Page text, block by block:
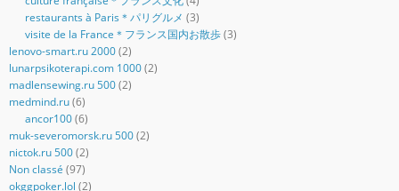
restaurants à Paris＊パリグルメ (3)
visite de la France＊フランス国内お散歩(3)
lenovo-smart.ru 2000(2)
lunarpsikoterapi.com 1000(2)
madlensewing.ru 500(2)
medmind.ru(6)
ancor100(6)
muk-severomorsk.ru 500(2)
nictok.ru 500(2)
Non classé (97)
okggpoker.lol (2)